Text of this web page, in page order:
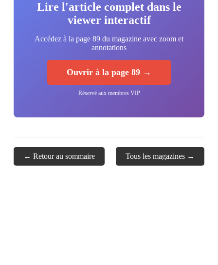
Lire l'article complet dans le
viewer interactif
Accédez à la page 89 du magazine avec zoom et
annotations
Ouvrir à la page 89 →
Réservé aux membres VIP
← Retour au sommaire Tous les magazines →